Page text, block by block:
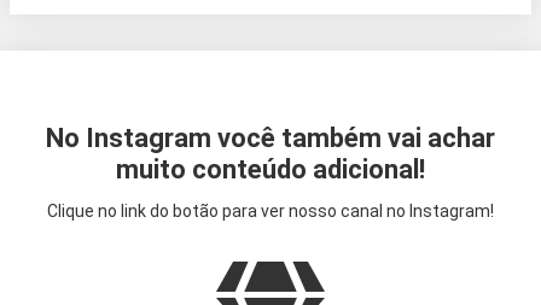
No Instagram você também vai achar
muito conteúdo adicional!
Clique no link do botão para ver nosso canal no Instagram!